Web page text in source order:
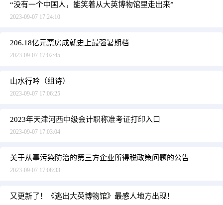
“没有一个中国人，能笑着从大英博物馆里走出来”
2023-09-07 17:24:10
206.18亿元票房成就史上最强暑期档
2023-09-07 17:02:45
山水行吟（组诗）
2023-09-07 17:06:25
2023年天津河西中级会计职称准考证打印入口
2023-09-07 17:03:04
关于从事污染防治的第三方企业所得税政策问题的公告
2023-09-07 17:08:33
又更新了！《逃出大英博物馆》最感人地方出现！